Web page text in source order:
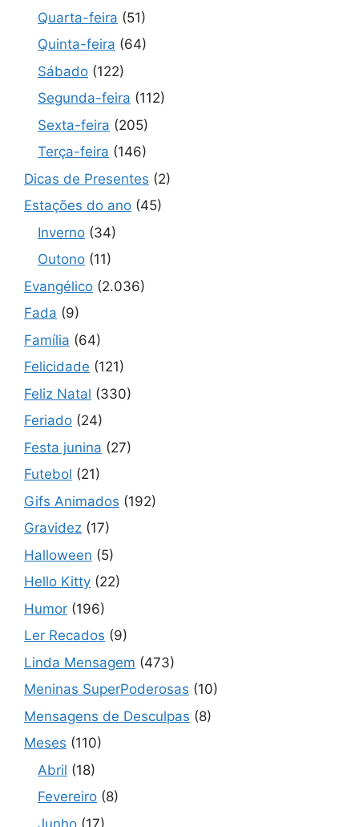
Quarta-feira (51)
Quinta-feira (64)
Sábado (122)
Segunda-feira (112)
Sexta-feira (205)
Terça-feira (146)
Dicas de Presentes (2)
Estações do ano (45)
Inverno (34)
Outono (11)
Evangélico (2.036)
Fada (9)
Família (64)
Felicidade (121)
Feliz Natal (330)
Feriado (24)
Festa junina (27)
Futebol (21)
Gifs Animados (192)
Gravidez (17)
Halloween (5)
Hello Kitty (22)
Humor (196)
Ler Recados (9)
Linda Mensagem (473)
Meninas SuperPoderosas (10)
Mensagens de Desculpas (8)
Meses (110)
Abril (18)
Fevereiro (8)
Junho (17)